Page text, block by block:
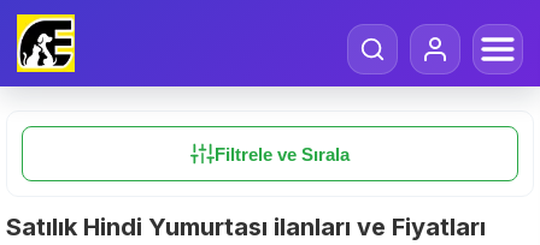
Filtrele ve Sırala
Satılık Hindi Yumurtası ilanları ve Fiyatları